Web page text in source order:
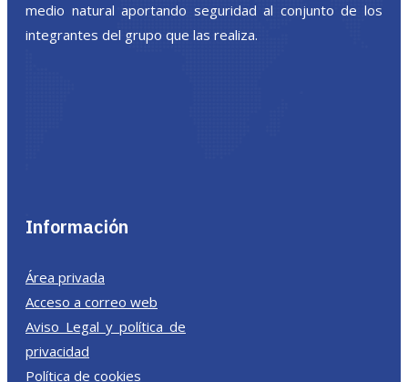
medio natural aportando seguridad al conjunto de los
integrantes del grupo que las realiza.
Información
Área privada
Acceso a correo web
Aviso Legal y política de
privacidad
Política de cookies